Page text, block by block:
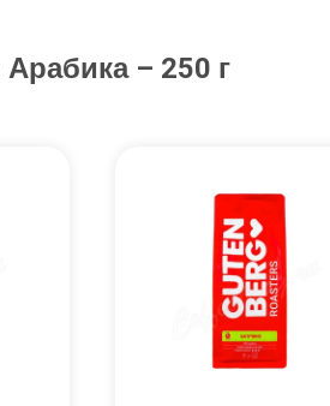
– 250 г